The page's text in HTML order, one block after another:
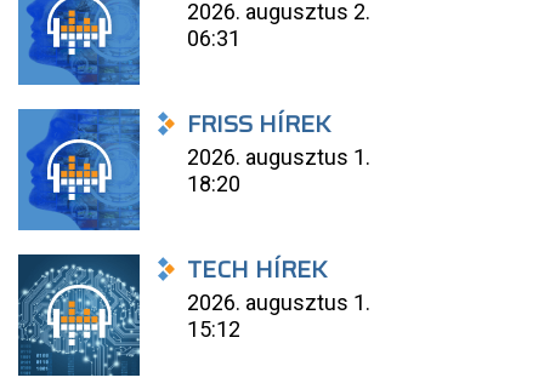
2026. augusztus 2.
06:31
FRISS HÍREK
2026. augusztus 1.
18:20
TECH HÍREK
2026. augusztus 1.
15:12